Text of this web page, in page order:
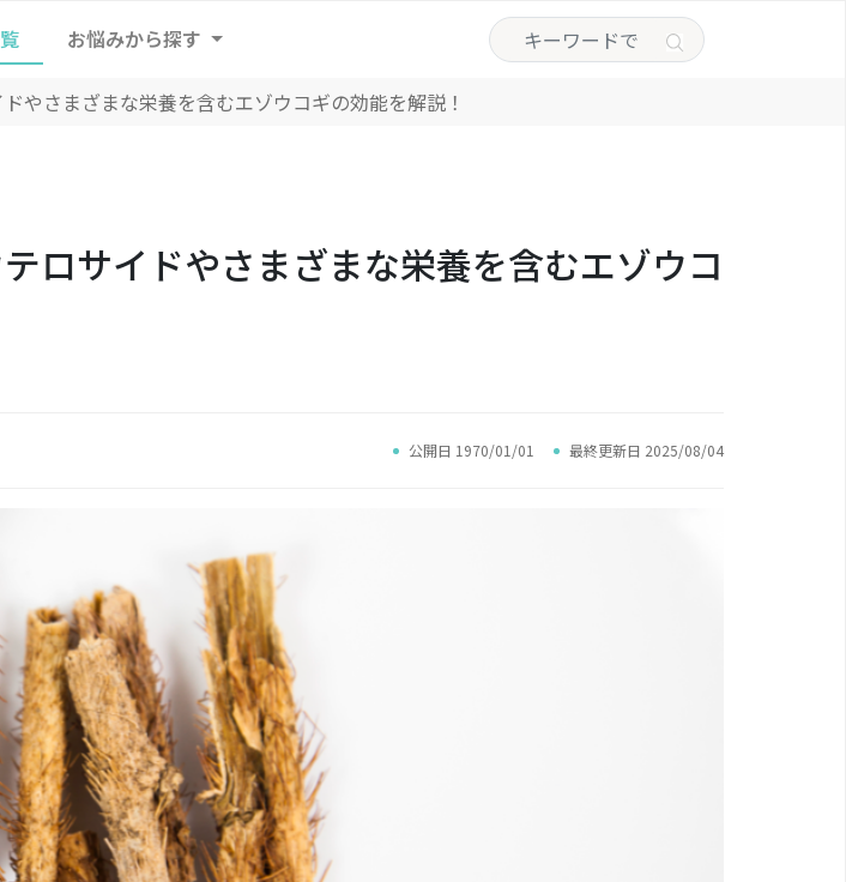
お悩みから探す
やさまざまな栄養を含むエゾウコギの効能を解説！
ロサイドやさまざまな栄養を含むエゾウコ
公開日 1970/01/01 最終更新日 2025/08/04